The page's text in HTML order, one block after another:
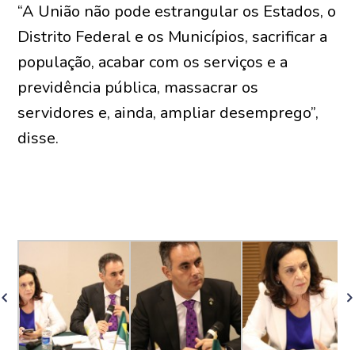
“A União não pode estrangular os Estados, o
Distrito Federal e os Municípios, sacrificar a
população, acabar com os serviços e a
previdência pública, massacrar os
servidores e, ainda, ampliar desemprego”,
disse.